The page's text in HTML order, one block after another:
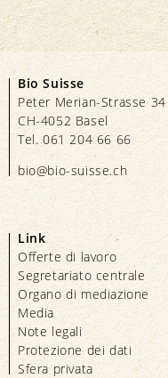
Bio Suisse
Peter Merian-Strasse 34
CH-4052 Basel
Tel. 061 204 66 66
bio@bio-suisse.ch
Link
Offerte di lavoro
Segretariato centrale
Organo di mediazione
Media
Note legali
Protezione dei dati
Sfera privata